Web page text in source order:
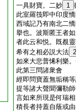
一具財寶。二妙 1
此室羅筏即中印度
西域記乃有南北二
擧也。波斯匿王者
者此云和悦。既覩
希有之相必説大法 2
如來大悲普悕利樂
此第三問諸衆會
經即問寶蓋無垢稱
提等諸大聲聞彌勒
言如來所現是何瑞
積長者持蓋自蔭或